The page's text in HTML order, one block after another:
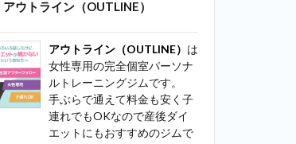
アウトライン（OUTLINE）
アウトライン（OUTLINE） は
女性専用の完全個室パーソナ
ルトレーニングジムです。
手ぶらで通えて料金も安く子
連れでもOKなので産後ダイ
エットにもおすすめのジムで